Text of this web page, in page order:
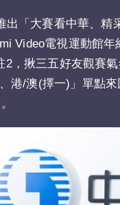
「大賽看中華、
Video電視運動館
2，揪三五好友觀賽
港/澳(擇一)」單點